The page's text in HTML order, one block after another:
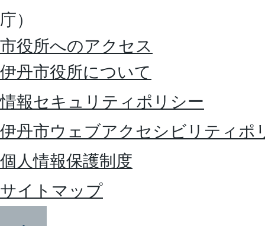
庁）
市役所へのアクセス
伊丹市役所について
情報セキュリティポリシー
伊丹市ウェブアクセシビリティポ
個人情報保護制度
サイトマップ